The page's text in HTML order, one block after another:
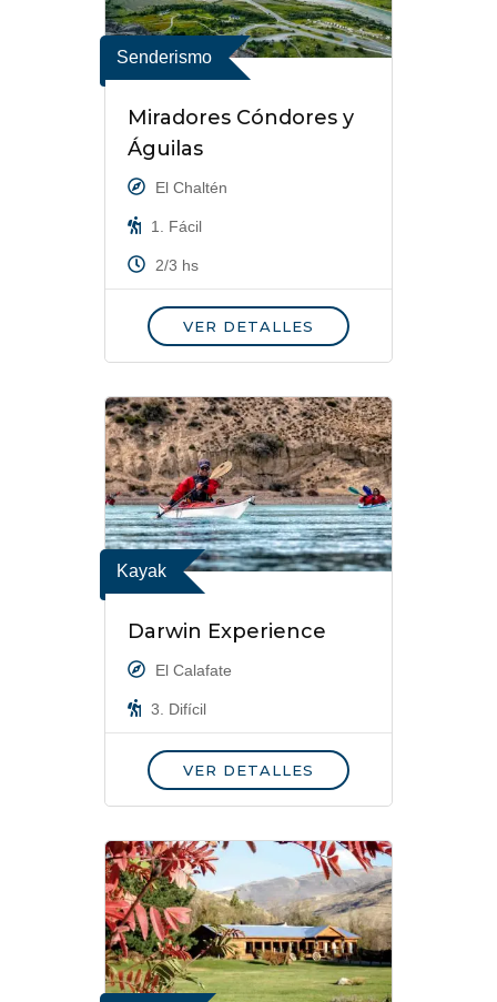
Senderismo
Miradores Cóndores y
Águilas
El Chaltén
1. Fácil
2/3 hs
VER DETALLES
Kayak
Darwin Experience
El Calafate
3. Difícil
VER DETALLES